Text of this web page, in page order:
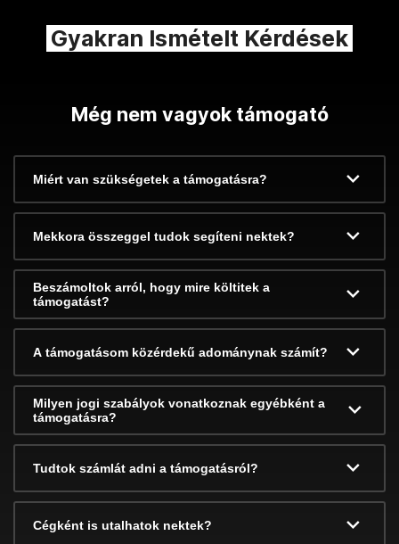
Gyakran Ismételt Kérdések
Még nem vagyok támogató
Miért van szükségetek a támogatásra?
Mekkora összeggel tudok segíteni nektek?
Beszámoltok arról, hogy mire költitek a
támogatást?
A támogatásom közérdekű adománynak számít?
Milyen jogi szabályok vonatkoznak egyébként a
támogatásra?
Tudtok számlát adni a támogatásról?
Cégként is utalhatok nektek?